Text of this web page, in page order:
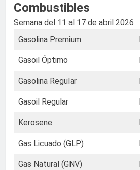
Combustibles
Semana del 11 al 17 de abril 2026
Gasolina Premium
Gasoil Óptimo
Gasolina Regular
Gasoil Regular
Kerosene
Gas Licuado (GLP)
Gas Natural (GNV)